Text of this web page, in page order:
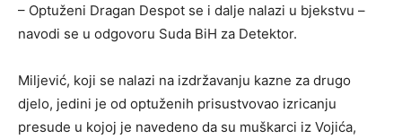
– Optuženi Dragan Despot se i dalje nalazi u bjekstvu –
navodi se u odgovoru Suda BiH za Detektor.
Miljević, koji se nalazi na izdržavanju kazne za drugo
djelo, jedini je od optuženih prisustvovao izricanju
presude u kojoj je navedeno da su muškarci iz Vojića,